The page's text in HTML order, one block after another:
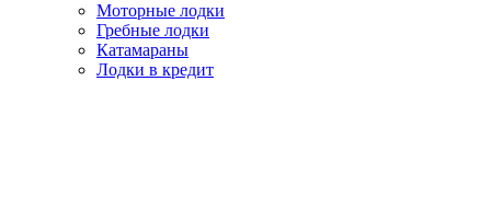
Моторные лодки
Гребные лодки
Катамараны
Лодки в кредит